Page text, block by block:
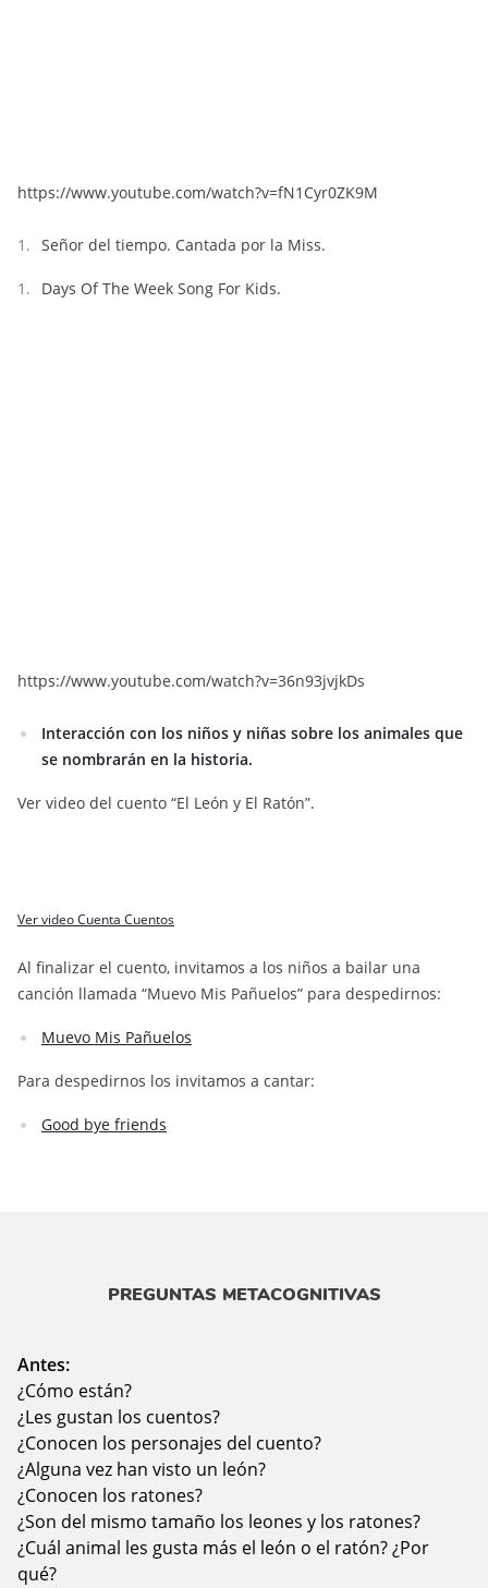
https://www.youtube.com/watch?v=fN1Cyr0ZK9M
Señor del tiempo. Cantada por la Miss.
Days Of The Week Song For Kids.
https://www.youtube.com/watch?v=36n93jvjkDs
Interacción con los niños y niñas sobre los animales que
se nombrarán en la historia.
Ver video del cuento “El León y El Ratón”.
Ver video Cuenta Cuentos
Al finalizar el cuento, invitamos a los niños a bailar una
canción llamada “Muevo Mis Pañuelos” para despedirnos:
Muevo Mis Pañuelos
Para despedirnos los invitamos a cantar:
Good bye friends
PREGUNTAS METACOGNITIVAS
Antes:
¿Cómo están?
¿Les gustan los cuentos?
¿Conocen los personajes del cuento?
¿Alguna vez han visto un león?
¿Conocen los ratones?
¿Son del mismo tamaño los leones y los ratones?
¿Cuál animal les gusta más el león o el ratón? ¿Por
qué?